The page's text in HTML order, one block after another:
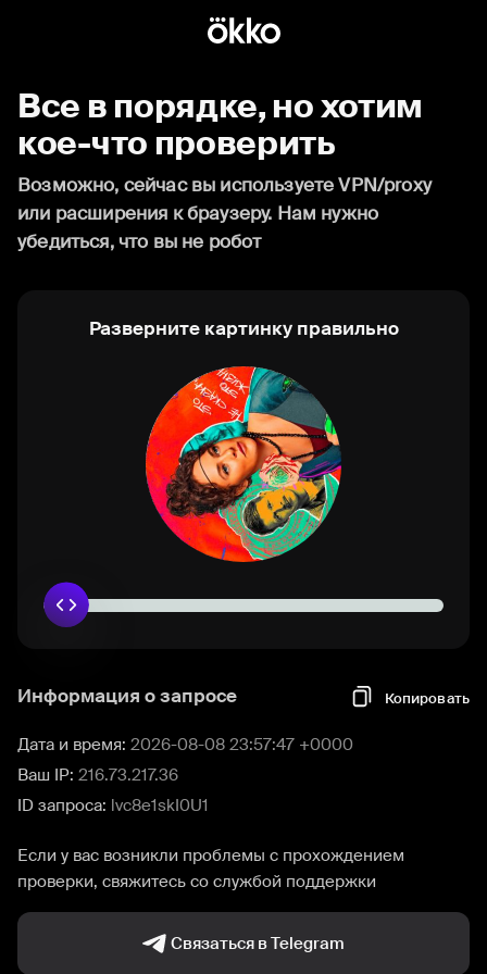
Все в порядке, но хотим
кое-что проверить
Возможно, сейчас вы используете VPN/proxy
или расширения к браузеру. Нам нужно
убедиться, что вы не робот
Разверните картинку правильно
Информация о запросе Копировать
Дата и время: 2026-08-08 23:57:47 +0000
Ваш IP: 216.73.217.36
ID запроса: lvc8e1skI0U1
Если у вас возникли проблемы с прохождением
проверки, свяжитесь со службой поддержки
Связаться в Telegram